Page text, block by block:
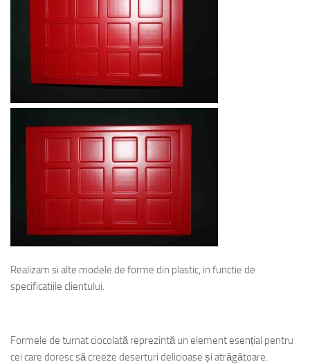
Realizam si alte modele de forme din plastic, in functie de
specificatiile clientului.
Formele de turnat ciocolată reprezintă un element esențial pentru
cei care doresc să creeze deserturi delicioase și atrăgătoare.